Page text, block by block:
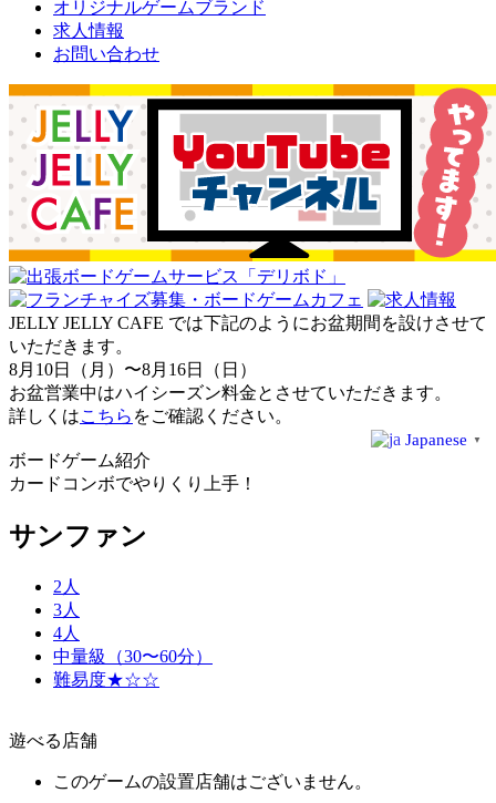
オリジナルゲームブランド
求人情報
お問い合わせ
JELLY JELLY CAFE では下記のようにお盆期間を設けさせて
いただきます。
8月10日（月）〜8月16日（日）
お盆営業中はハイシーズン料金とさせていただきます。
詳しくはこちら をご確認ください。
Japanese ▼
ボードゲーム紹介
カードコンボでやりくり上手！
サンファン
2人
3人
4人
中量級（30〜60分）
難易度★☆☆
遊べる店舗
このゲームの設置店舗はございません。